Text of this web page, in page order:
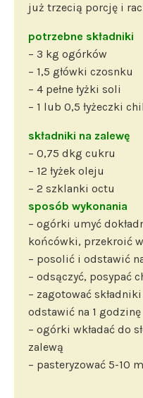
już trzecią porcję i
potrzebne składniki
– 3 kg ogórków
– 1,5 główki czosnku
– 4 pełne łyżki soli
– 1 lub 0,5 łyżeczki
składniki na zalewę
– 0,75 dkg cukru
– 12 łyżek oleju
– 2 szklanki octu
sposób wykonania
– ogórki umyć
końcówki, przekroić
– posolić i odstawić
– odsączyć, posypać
– zagotować
odstawić na 1 godzinę
– ogórki wkładać do
zalewą
– pasteryzować 5-10